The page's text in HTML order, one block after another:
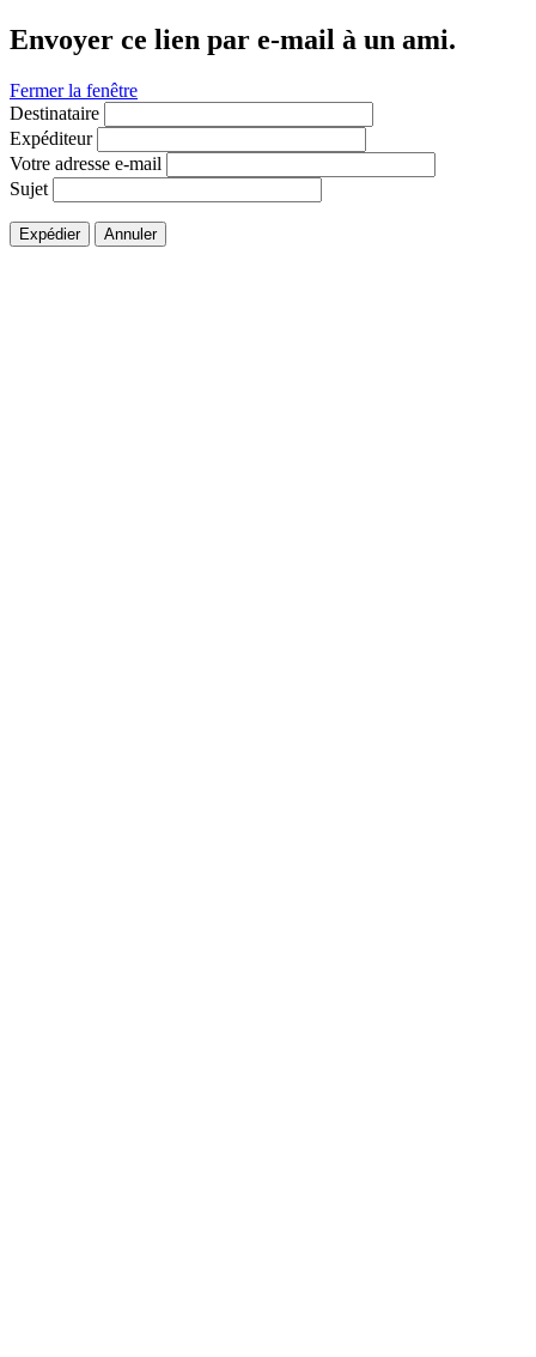
Envoyer ce lien par e-mail à un ami.
Fermer la fenêtre
Destinataire
Expéditeur
Votre adresse e-mail
Sujet
Expédier Annuler